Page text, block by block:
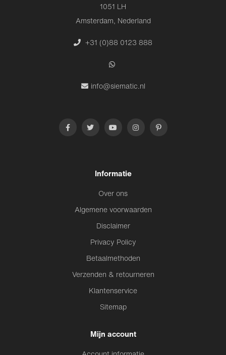
1051 LH
Amsterdam, Nederland
+31 (0)88 0123 888
info@siematic.nl
Informatie
Over ons
Algemene voorwaarden
Disclaimer
Privacy Policy
Betaalmethoden
Verzenden & retourneren
Klantenservice
Sitemap
Mijn account